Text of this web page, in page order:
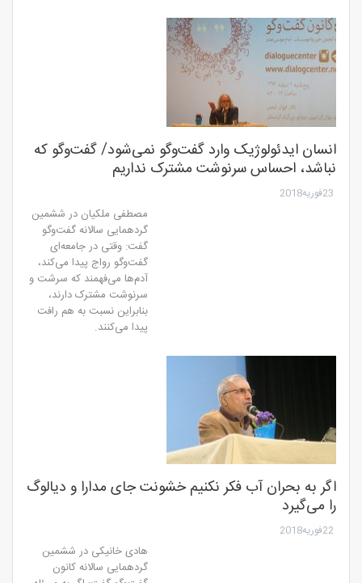
انسان ایدئولوژیک وارد گفت‌وگو نمی‌شود/ گفت‌وگو که
نباشد، احساس سرنوشت مشترک نداریم
23فوریه2018
مصطفی ملکیان در ششمین
گردهمایی سالانه گفت‌وگو
گفت: وقتی در جامعه‌ای
گفت‌وگو رواج پیدا می‌کند،
آدم‌ها می‌فهمند که سرشت و
سرنوشت مشترک دارند،
بنابراین نسبت به هم رافت
پیدا می‌کنند.
اگر به بحران آب فکر نکنیم خشونت جای مدارا و دیالوگ
را می‌گیرد
22فوریه2018
هادی خانیکی در ششمین
گردهمایی سالانه کانون